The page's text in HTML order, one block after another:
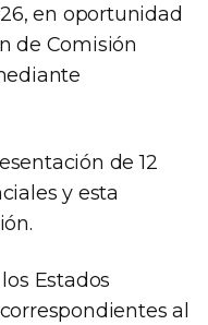
en oportunidad
de Comisión
de 12
y esta
Estados
al